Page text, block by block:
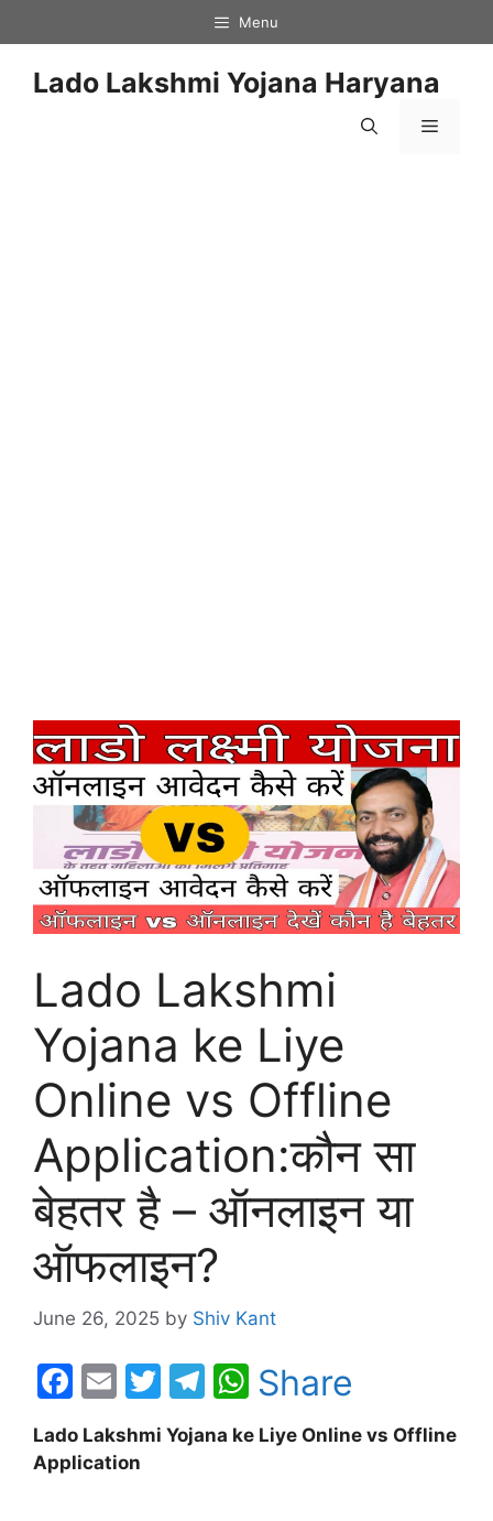
to
content
Menu
Lado Lakshmi Yojana Haryana
Menu
Lado Lakshmi
Yojana ke Liye
Online vs Offline
Application:कौन सा
बेहतर है – ऑनलाइन या
ऑफलाइन?
June 26, 2025 by Shiv Kant
F
c
E
ai
T
itt
T
e
W
at
Share
Lado Lakshmi Yojana ke Liye Online vs Offline
Application